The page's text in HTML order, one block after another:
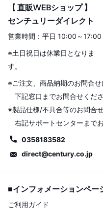
【 直販WEBショップ 】
センチュリーダイレクト
営業時間：平日 10:00～17:00
※土日祝日は休業日となりま
す
※ご注文、商品納期のお問合
下記窓口までお問合せくださ
※製品仕様/不具合等のお問合
右記サポートセンターまでお
0358183582
direct@century.co.jp
■インフォメーションペー
ご利用ガイド